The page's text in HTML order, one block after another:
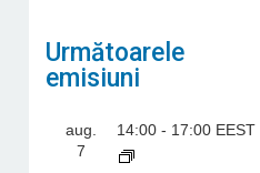
Următoarele
emisiuni
aug.
7
14:00- 17:00 EEST